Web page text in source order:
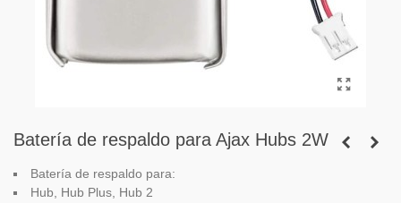
Batería de respaldo para Ajax Hubs 2W
Batería de respaldo para:
Hub, Hub Plus, Hub 2